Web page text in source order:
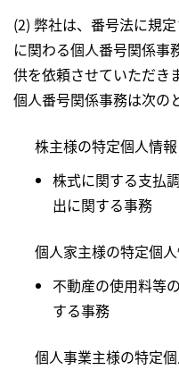
(2) 弊社は、番号法に規
に関わる個人番号関係事
供を依頼させていただき
個人番号関係事務は次の
株主様の特定個人情報
株式に関する支払
出に関する事務
個人家主様の特定個
不動産の使用料等
する事務
個人事業主様の特定